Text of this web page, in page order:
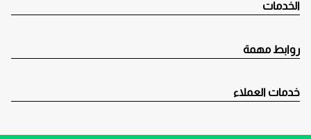
الخدمات
روابط مهمة
خدمات العملاء